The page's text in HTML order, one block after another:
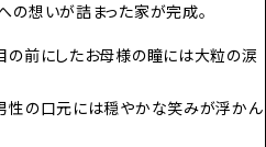
の想いが詰まった家が完成。
の前にしたお母様の瞳には大粒の涙
性の口元には穏やかな笑みが浮かん